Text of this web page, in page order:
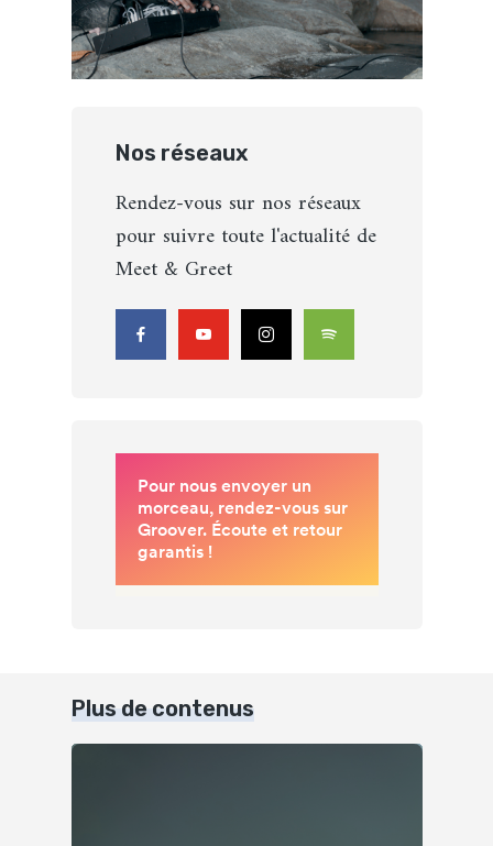
Nos réseaux
Rendez-vous sur nos réseaux
pour suivre toute l'actualité de
Meet & Greet
Plus de contenus